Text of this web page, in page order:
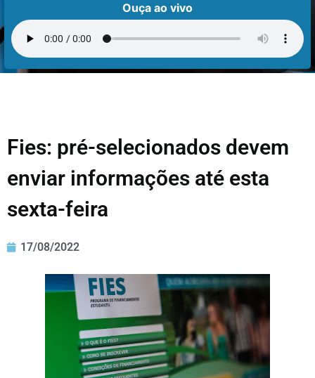
Ouça ao vivo
Fies: pré-selecionados devem
enviar informações até esta
sexta-feira
17/08/2022